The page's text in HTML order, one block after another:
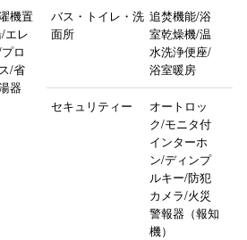
機置
エレ
ロ
/省
器
バス・トイレ・洗
面所
追焚機能/浴
室乾燥機/温
水洗浄便座/
浴室暖房
セキュリティー
オートロッ
ク/モニタ付
インターホ
ン/ディンプ
ルキー/防犯
カメラ/火災
警報器（報知
機）